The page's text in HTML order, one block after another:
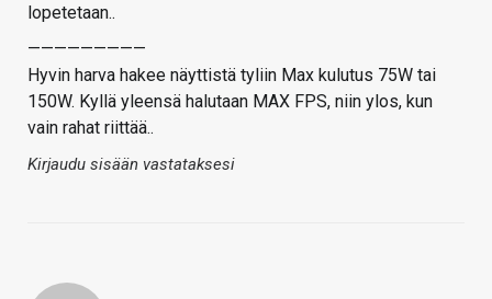
lopetetaan..
—————————
Hyvin harva hakee näyttistä tyliin Max kulutus 75W tai
150W. Kyllä yleensä halutaan MAX FPS, niin ylos, kun
vain rahat riittää..
Kirjaudu sisään vastataksesi